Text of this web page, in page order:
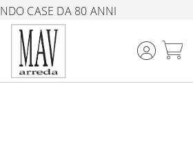
CASE DA 80 ANNI